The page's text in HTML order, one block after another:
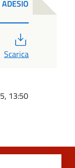
Scarica
13:50